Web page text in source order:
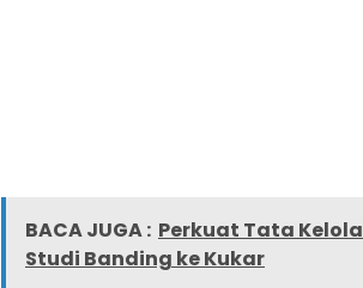
BACA JUGA : Perkuat Tata Kelola
Studi Banding ke Kukar